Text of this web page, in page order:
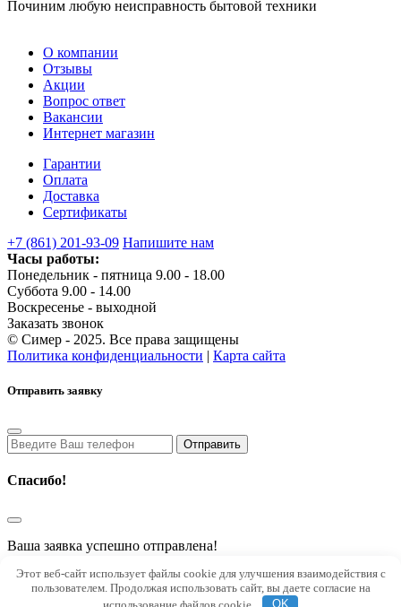
Починим любую неисправность бытовой техники
О компании
Отзывы
Акции
Вопрос ответ
Вакансии
Интернет магазин
Гарантии
Оплата
Доставка
Сертификаты
+7 (861) 201-93-09 Напишите нам
Часы работы:
Понедельник - пятница 9.00 - 18.00
Суббота 9.00 - 14.00
Воскресенье - выходной
Заказать звонок
© Симер - 2025. Все права защищены
Политика конфиденциальности | Карта сайта
Отправить заявку
Спасибо!
Ваша заявка успешно отправлена!
Этот веб-сайт использует файлы cookie для улучшения взаимодействия с
пользователем. Продолжая использовать сайт, вы даете согласие на
использование файлов cookie.
OK